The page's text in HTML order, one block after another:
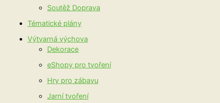
Soutěž Doprava
Tématické plány
Výtvarná výchova
Dekorace
eShopy pro tvoření
Hry pro zábavu
Jarní tvoření